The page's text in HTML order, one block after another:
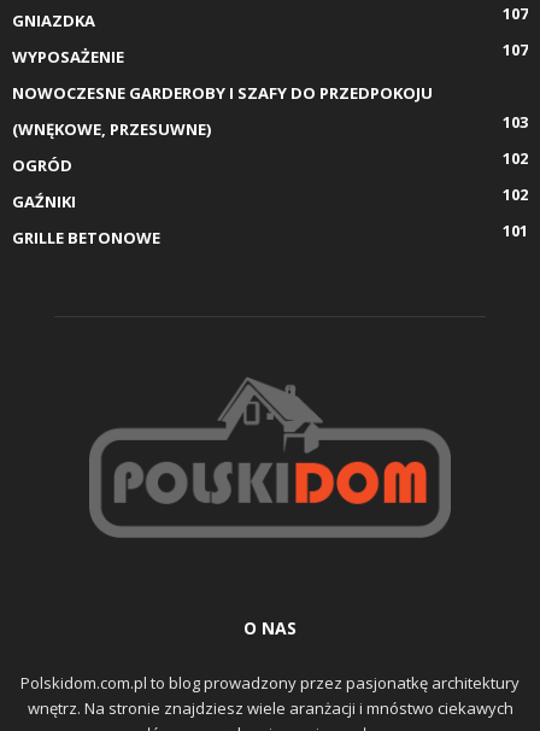
GNIAZDKA
107
WYPOSAŻENIE
107
NOWOCZESNE GARDEROBY I SZAFY DO PRZEDPOKOJU
(WNĘKOWE, PRZESUWNE)
103
OGRÓD
102
GAŹNIKI
102
GRILLE BETONOWE
101
O NAS
Polskidom.com.pl to blog prowadzony przez pasjonatkę architektury
wnętrz. Na stronie znajdziesz wiele aranżacji i mnóstwo ciekawych